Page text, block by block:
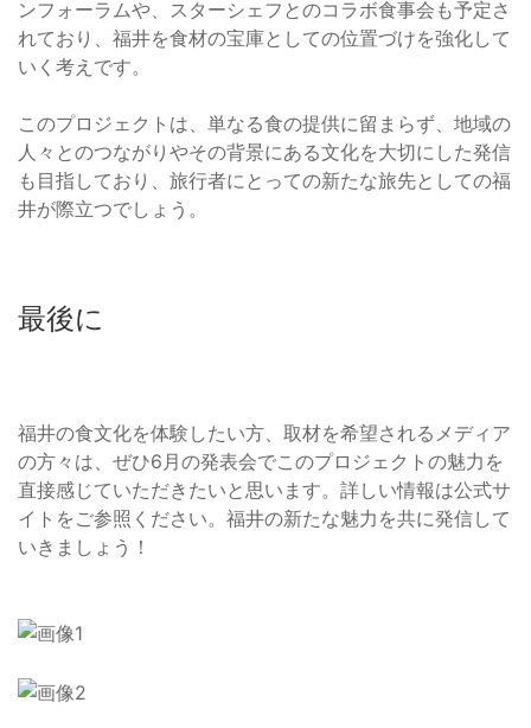
ンフォーラムや、スターシェフとのコラボ食事会も予定さ
れており、福井を食材の宝庫としての位置づけを強化して
いく考えです。
このプロジェクトは、単なる食の提供に留まらず、地域の
人々とのつながりやその背景にある文化を大切にした発信
も目指しており、旅行者にとっての新たな旅先としての福
井が際立つでしょう。
最後に
福井の食文化を体験したい方、取材を希望されるメディア
の方々は、ぜひ6月の発表会でこのプロジェクトの魅力を
直接感じていただきたいと思います。詳しい情報は公式サ
イトをご参照ください。福井の新たな魅力を共に発信して
いきましょう！